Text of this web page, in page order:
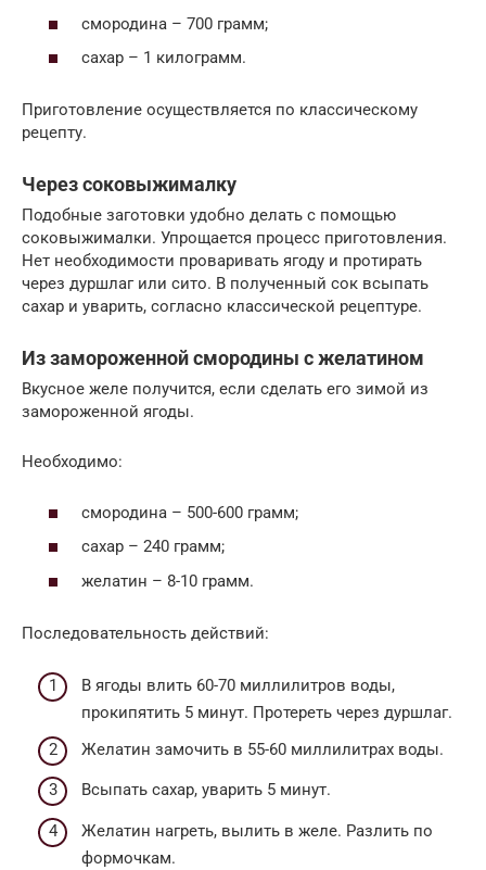
смородина – 700 грамм;
сахар – 1 килограмм.
Приготовление осуществляется по классическому
рецепту.
Через соковыжималку
Подобные заготовки удобно делать с помощью
соковыжималки. Упрощается процесс приготовления.
Нет необходимости проваривать ягоду и протирать
через дуршлаг или сито. В полученный сок всыпать
сахар и уварить, согласно классической рецептуре.
Из замороженной смородины с желатином
Вкусное желе получится, если сделать его зимой из
замороженной ягоды.
Необходимо:
смородина – 500-600 грамм;
сахар – 240 грамм;
желатин – 8-10 грамм.
Последовательность действий:
В ягоды влить 60-70 миллилитров воды,
прокипятить 5 минут. Протереть через дуршлаг.
Желатин замочить в 55-60 миллилитрах воды.
Всыпать сахар, уварить 5 минут.
Желатин нагреть, вылить в желе. Разлить по
формочкам.